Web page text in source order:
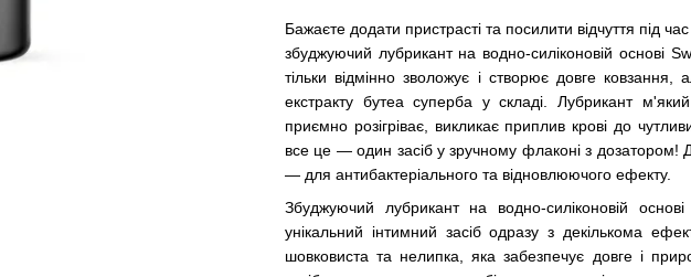
Бажаєте додати пристрасті та посилити відчуття під
збуджуючий лубрикант на водно-силіконовій основі
тільки відмінно зволожує і створює довге
екстракту бутеа суперба у складі. Лубрикант
приємно розігріває, викликає приплив крові до
все це — один засіб у зручному флаконі з дозатором!
— для антибактеріального та відновлюючого ефекту.
Збуджуючий лубрикант на водно-силіконовій
унікальний інтимний засіб одразу з декількома
шовковиста та нелипка, яка забезпечує довге і